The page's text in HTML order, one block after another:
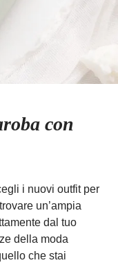
con
i nuovi outfit per
un’ampia
dal tuo
della moda
che stai